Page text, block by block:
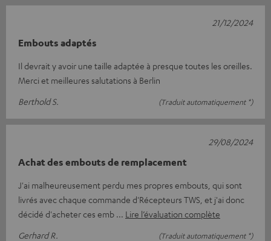
Embouts adaptés
Il devrait y avoir une taille adaptée à presque toutes les oreilles.
Merci et meilleures salutations à Berlin
Berthold S.
(Traduit automatiquement *)
21/12/2024
Achat des embouts de remplacement
J'ai malheureusement perdu mes propres embouts, qui sont
livrés avec chaque commande d'Récepteurs TWS, et j'ai donc
décidé d'acheter ces emb
Lire l’évaluation complète
Gerhard R.
(Traduit automatiquement *)
29/08/2024